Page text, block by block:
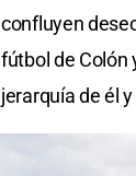
confluyen
fútbol de Colón
jerarquía de él